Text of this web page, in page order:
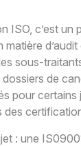
ISO, c’est un
matière
sous-
de
pour
des
: une